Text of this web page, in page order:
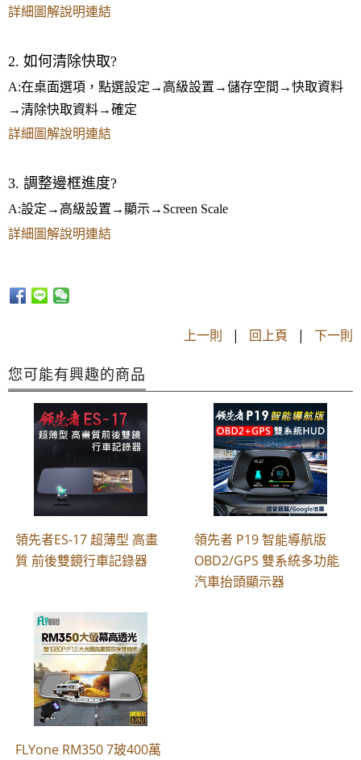
詳細圖解說明連結
2. 如何清除快取?
A:在桌面選項，點選設定→高級設置→儲存空間→快取資料
→清除快取資料→確定
詳細圖解說明連結
3. 調整邊框進度?
A:設定→高級設置→顯示→Screen Scale
詳細圖解說明連結
上一則 | 回上頁 | 下一則
您可能有興趣的商品
領先者ES-17 超薄型 高畫
質 前後雙鏡行車記錄器
領先者 P19 智能導航版
OBD2/GPS 雙系統多功能
汽車抬頭顯示器
FLYone RM350 7玻400萬